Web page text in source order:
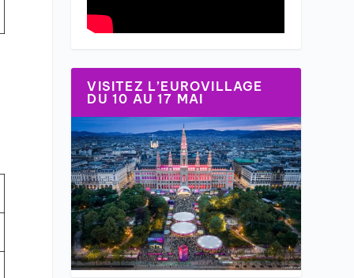
VISITEZ L’EUROVILLAGE
DU 10 AU 17 MAI